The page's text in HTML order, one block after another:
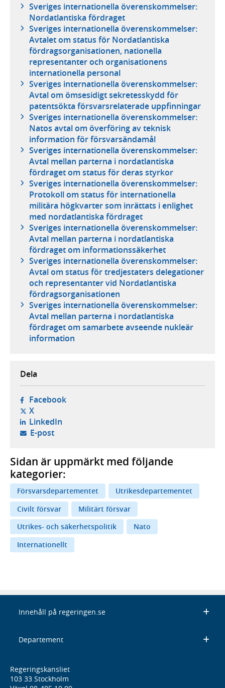
Sveriges internationella överenskommelser:
Nordatlantiska fördraget
Sveriges internationella överenskommelser:
Avtalet om status för Nordatlantiska
fördragsorganisationen, nationella
representanter och organisationens
internationella personal
Sveriges internationella överenskommelser:
Avtal om ömsesidigt sekretesskydd för
patentsökta försvarsrelaterade uppfinningar
Sveriges internationella överenskommelser:
Natos avtal om överföring av teknisk
information för försvarsändamål
Sveriges internationella överenskommelser:
Avtal mellan parterna i nordatlantiska
fördraget om status för deras styrkor
Sveriges internationella överenskommelser:
Protokoll om status för internationella
militära högkvarter som inrättats i enlighet
med nordatlantiska fördraget
Sveriges internationella överenskommelser:
Avtal mellan parterna i nordatlantiska
fördraget om informationssäkerhet
Sveriges internationella överenskommelser:
Avtal om status för tredjestaters delegationer
och representanter vid Nordatlantiska
fördragsorganisationen
Sveriges internationella överenskommelser:
Avtal mellan parterna i nordatlantiska
fördraget om samarbete avseende nukleär
information
Dela
Facebook- öppnas i ny flik, extern webbplats,
X- öppnas i ny flik, extern webbplats,
LinkedIn- öppnas i ny flik, extern webbplats,
E-post- öppnar din e-postklient,
Sidan är uppmärkt med följande
kategorier:
Försvarsdepartementet
Utrikesdepartementet
Civilt försvar
Militärt försvar
Utrikes- och säkerhetspolitik
Nato
Internationellt
Innehåll på regeringen.se
Departement
Regeringskansliet
103 33 Stockholm